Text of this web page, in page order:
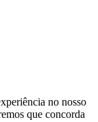
no nosso
que concorda